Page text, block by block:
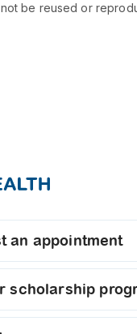
be reused or
an appointment
scholarship